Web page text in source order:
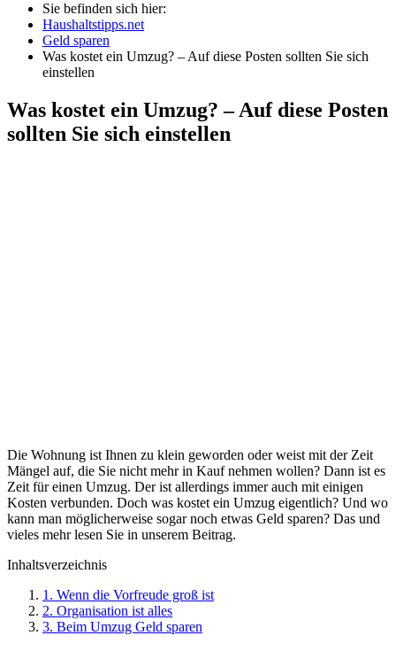
Sie befinden sich hier:
Haushaltstipps.net
Geld sparen
Was kostet ein Umzug? – Auf diese Posten sollten Sie sich
einstellen
Was kostet ein Umzug? – Auf diese Posten
sollten Sie sich einstellen
Die Wohnung ist Ihnen zu klein geworden oder weist mit der Zeit
Mängel auf, die Sie nicht mehr in Kauf nehmen wollen? Dann ist es
Zeit für einen Umzug. Der ist allerdings immer auch mit einigen
Kosten verbunden. Doch was kostet ein Umzug eigentlich? Und wo
kann man möglicherweise sogar noch etwas Geld sparen? Das und
vieles mehr lesen Sie in unserem Beitrag.
Inhaltsverzeichnis
1. Wenn die Vorfreude groß ist
2. Organisation ist alles
3. Beim Umzug Geld sparen